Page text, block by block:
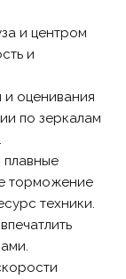
и центром
и
и оценивания
по зеркалам
торможение
техники.